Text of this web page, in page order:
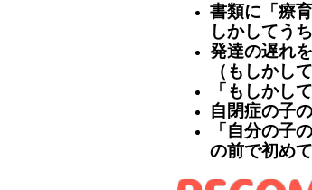
書類に「療
しかしてう
発達の遅れ
（もしかし
「もしかし
自閉症の子
「自分の子
の前で初め